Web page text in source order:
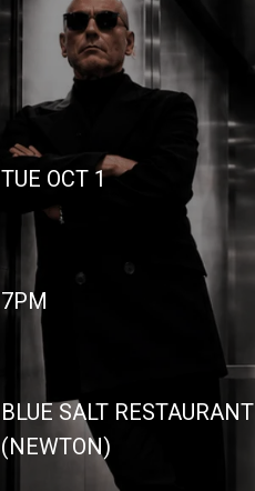
TUE OCT 1
7PM
BLUE SALT RESTAURANT
(NEWTON)